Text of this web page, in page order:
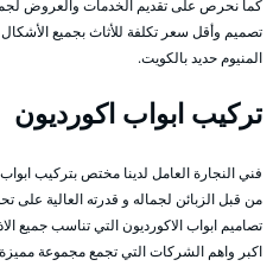
كما نحرص على تقديم الخدمات والعروض
تصميم وأقل سعر تكلفة للأثاث بجميع الأشكال
المنيوم حديد بالكويت.
تركيب ابواب اكورديون
فني النجارة العامل لدينا مختص بتركيب
من قبل الزبائن لجماله و قدرته العالية
تصاميم ابواب الاكورديون التي تناسب جميع
اكبر واهم الشركات التي تجمع مجموعة